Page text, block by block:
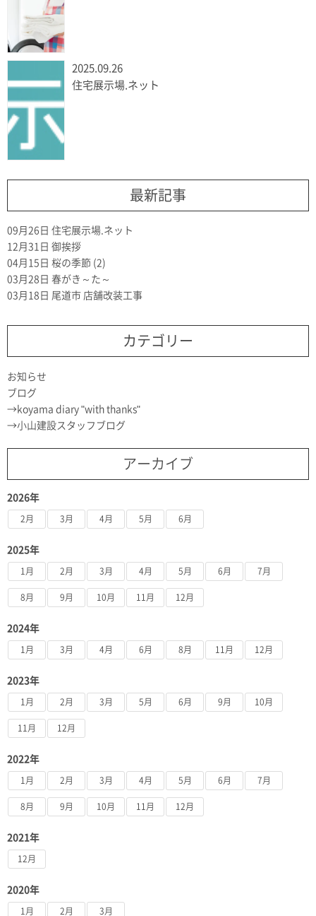
2025.09.26
住宅展示場.ネット
最新記事
09月26日 住宅展示場.ネット
12月31日 御挨拶
04月15日 桜の季節 (2)
03月28日 春がき～た～
03月18日 尾道市 店舗改装工事
カテゴリー
お知らせ
ブログ
koyama diary "with thanks"
小山建設スタッフブログ
アーカイブ
2026年
2月 3月 4月 5月 6月
2025年
1月 2月 3月 4月 5月 6月 7月
8月 9月 10月 11月 12月
2024年
1月 3月 4月 6月 8月 11月 12月
2023年
1月 2月 3月 5月 6月 9月 10月
11月 12月
2022年
1月 2月 3月 4月 5月 6月 7月
8月 9月 10月 11月 12月
2021年
12月
2020年
1月 2月 3月